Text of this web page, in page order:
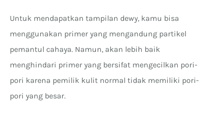
Untuk mendapatkan tampilan dewy, kamu bisa
menggunakan primer yang mengandung partikel
pemantul cahaya. Namun, akan lebih baik
menghindari primer yang bersifat mengecilkan pori-
pori karena pemilik kulit normal tidak memiliki pori-
pori yang besar.